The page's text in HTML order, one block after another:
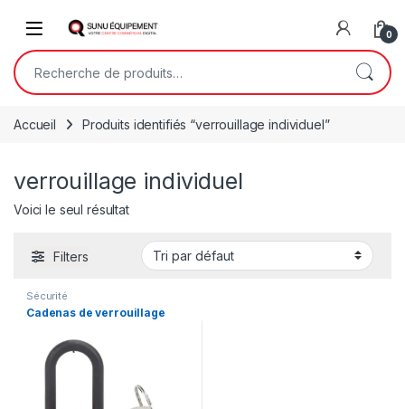
Open 0
Recherche pour :
Accueil Produits identifiés “verrouillage individuel”
verrouillage individuel
Voici le seul résultat
Filters
Sécurité
Cadenas de verrouillage